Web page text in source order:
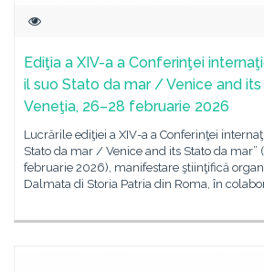
Ediţia a XIV-a a Conferinţei
il suo Stato da mar / Venice and its
Veneţia, 26–28 februarie 2026
Lucrările ediţiei a XIV-a a Conferinţei
Stato da mar / Venice and its Stato da mar”
februarie 2026), manifestare ştiinţifică
Dalmata di Storia Patria din Roma, în